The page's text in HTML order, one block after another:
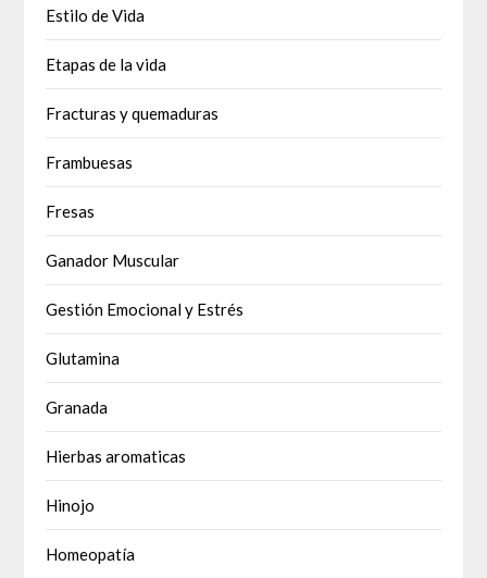
Estilo de Vida
Etapas de la vida
Fracturas y quemaduras
Frambuesas
Fresas
Ganador Muscular
Gestión Emocional y Estrés
Glutamina
Granada
Hierbas aromaticas
Hinojo
Homeopatía